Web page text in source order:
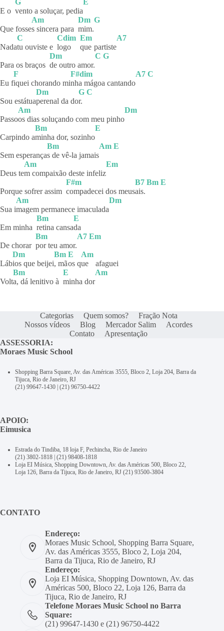
E o vento a soluçar, pedia
Que fosse
Am
s sincera para
Dm
mim.
G
Nada
C
tu ouviste e
Cdim
logo
Em
que partiste
A7
Para os braços
Dm
de outro amor.
C G
Eu f
F
iquei chorando mi
F#dim
nha mágoa cantando
A7 C
Sou estátua
Dm
perenal da do
G
r.
C
Passo
Am
os dias soluçando com meu pinho
Dm
Carpindo a
Bm
minha dor, sozinho
E
Sem esperança
Bm
s de vê-la jamais
Am E
Deus te
Am
m compaixão deste infeliz
Em
Porque sofrer assim
F#m
compadecei dos meus
B7
ais.
Bm E
Sua i
Am
magem permanece imaculada
Dm
Em minha
Bm
retina cansa
E
da
De chorar
Bm
por teu amor.
A7 Em
Láb
Dm
ios que beijei
Bm
, mã
E
os q
Am
ue
afaguei
Volt
Bm
a, dá lenitivo à
E
minha dor
Am
Categorias Quem somos?
Fração Nota
Nossos vídeos
Blog Mercador Salim
Acordes
Contato
Apresentação
ASSESSORIA:
Moraes Music School
Shopping Barra Square, Av. das Américas 3555, Bloco 2, Loja 204, Barra da
Tijuca, Rio de Janeiro, RJ
(21) 99647-1430 | (21) 96750-4422
APOIO:
Eimusica
Estrada do Tindiba, 18 loja F, Pechincha, Rio de Janeiro
(21) 3802-1818 | (21) 98408-1818
Loja EI Música, Shopping Downtown, Av. das Américas 500, Bloco 22,
Loja 126, Barra da Tijuca, Rio de Janeiro, RJ (21) 93500-3804
CONTATO
Endereço:
Moraes Music School, Shopping Barra Square,
Av. das Américas 3555, Bloco 2, Loja 204,
Barra da Tijuca, Rio de Janeiro, RJ
Endereço:
Loja EI Música, Shopping Downtown, Av. das
Américas 500, Bloco 22, Loja 126, Barra da
Tijuca, Rio de Janeiro, RJ
Telefone Moraes Music School no Barra
Square:
(21) 99647-1430 e (21) 96750-4422